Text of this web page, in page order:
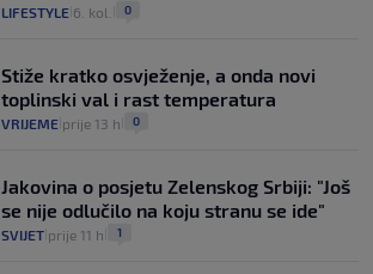
LIFESTYLE 6. kol. 0
Stiže kratko osvježenje, a onda novi
toplinski val i rast temperatura
VRIJEME prije 13 h 0
Jakovina o posjetu Zelenskog Srbiji: "Još
se nije odlučilo na koju stranu se ide"
SVIJET prije 11 h 1